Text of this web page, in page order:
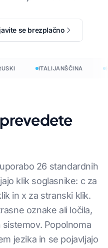
se brezplačno
ITALIJANŠČINA
26 standardnih
klik soglasnike: c za
in x za stranski klik.
oznake ali ločila,
Popolnoma
jezika in se pojavljajo